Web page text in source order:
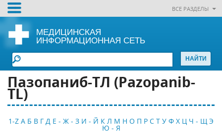
ВСЕ РАЗДЕЛЫ
МЕДИЦИНСКАЯ
ИНФОРМАЦИОННАЯ СЕТЬ
Пазопаниб-ТЛ (Pazopanib-
TL)
1-Z А Б В Г Д Е - Ж - З И - Й К Л М Н О П Р С Т У Ф Х Ц Ч - Щ Э
Ю - Я